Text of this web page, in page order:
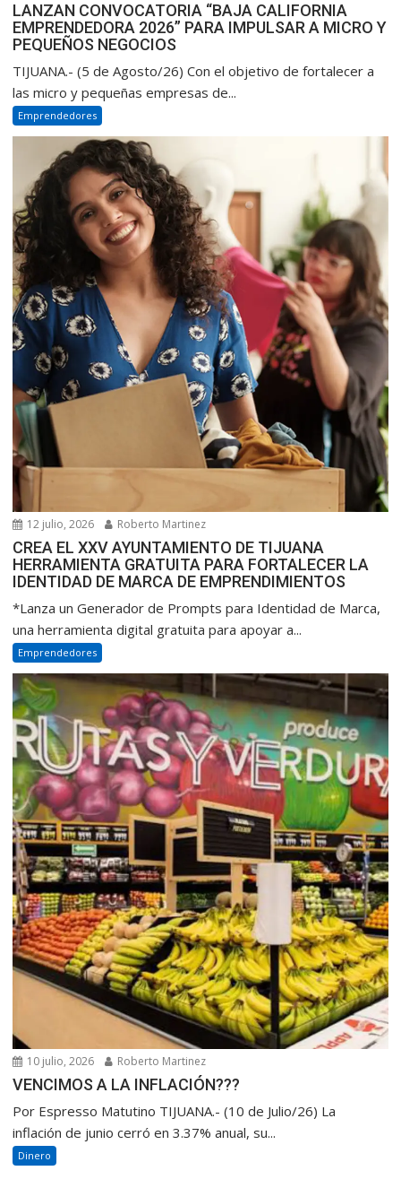
LANZAN CONVOCATORIA “BAJA CALIFORNIA
EMPRENDEDORA 2026” PARA IMPULSAR A MICRO Y
PEQUEÑOS NEGOCIOS
TIJUANA.- (5 de Agosto/26) Con el objetivo de fortalecer a
las micro y pequeñas empresas de...
Emprendedores
12 julio, 2026 Roberto Martinez
CREA EL XXV AYUNTAMIENTO DE TIJUANA
HERRAMIENTA GRATUITA PARA FORTALECER LA
IDENTIDAD DE MARCA DE EMPRENDIMIENTOS
*Lanza un Generador de Prompts para Identidad de Marca,
una herramienta digital gratuita para apoyar a...
Emprendedores
10 julio, 2026 Roberto Martinez
VENCIMOS A LA INFLACIÓN???
Por Espresso Matutino TIJUANA.- (10 de Julio/26) La
inflación de junio cerró en 3.37% anual, su...
Dinero